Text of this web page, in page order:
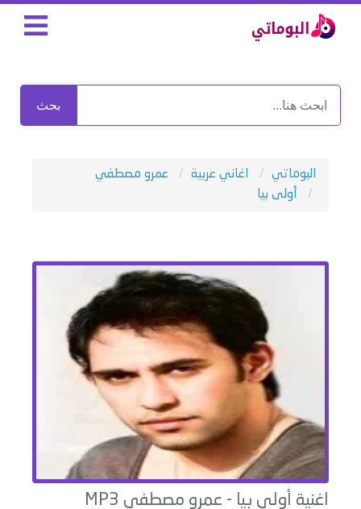
بحث
البوماتي اغاني عربية
عمرو مصطفي
أولى بيا
اغنية أولى بيا - عمرو مصطفي